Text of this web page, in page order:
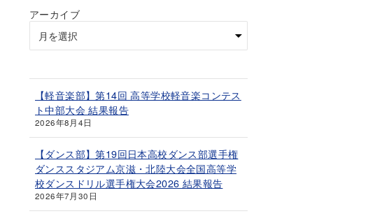
アーカイブ
【軽音楽部】第14回 高等学校軽音楽コンテス
ト中部大会 結果報告
2026年8月4日
【ダンス部】第19回日本高校ダンス部選手権
ダンススタジアム京滋・北陸大会全国高等学
校ダンスドリル選手権大会2026 結果報告
2026年7月30日